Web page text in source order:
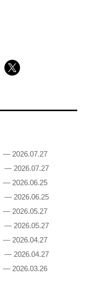
— 2026.07.27
— 2026.07.27
— 2026.06.25
— 2026.06.25
— 2026.05.27
— 2026.05.27
— 2026.04.27
— 2026.04.27
— 2026.03.26